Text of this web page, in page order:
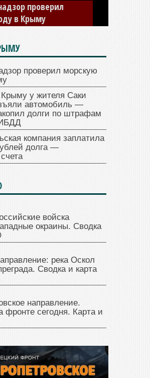
проверил
в Крыму
проверил морскую
Крыму у жителя Саки
автомобиль —
долги по штрафам
компания заплатила
долга —
войска
окраины. Сводка
река Оскол
Сводка и карта
направление.
фронте сегодня. Карта и